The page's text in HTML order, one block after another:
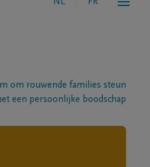
om rouwende families steun
een persoonlijke boodschap